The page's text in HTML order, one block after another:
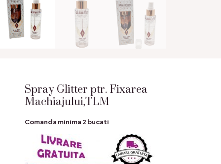
Spray Glitter ptr. Fixarea
Machiajului,TLM
Comanda minima 2 bucati